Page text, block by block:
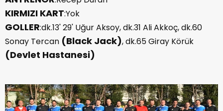
KIRMIZI KART:Yok
GOLLER:dk.13' 29' Uğur Aksoy, dk.31 Ali Akkoç, dk.60
Sonay Tercan (Black Jack), dk.65 Giray Körük
(Devlet Hastanesi)